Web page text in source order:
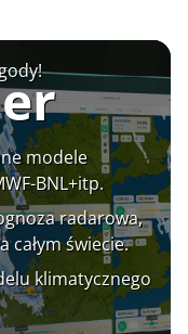
modele
BNL+itp.
radarowa,
całym świecie.
klimatycznego